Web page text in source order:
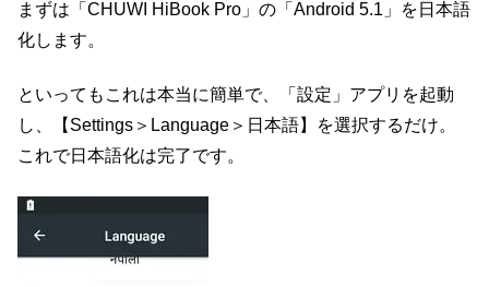
まずは「CHUWI HiBook Pro」の「Android 5.1」を日本語
化します。
といってもこれは本当に簡単で、「設定」アプリを起動
し、【Settings＞Language＞日本語】を選択するだけ。
これで日本語化は完了です。